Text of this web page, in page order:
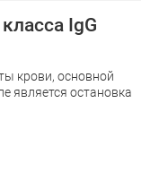
IgG
крови, основной
является остановка